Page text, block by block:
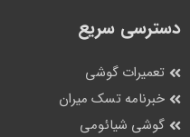
دسترسی سریع
تعمیرات گوشی
خبرنامه تسک میران
گوشی شیائومی